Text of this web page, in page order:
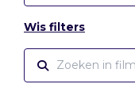
Wis filters